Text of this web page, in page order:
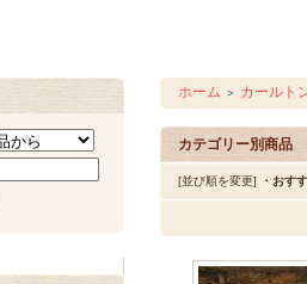
ホーム ＞ カールト
カテゴリー別商品
[並び順を変更] ・おす